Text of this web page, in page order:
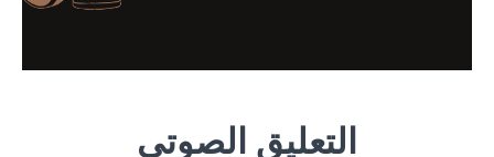
التعليق الصوتي